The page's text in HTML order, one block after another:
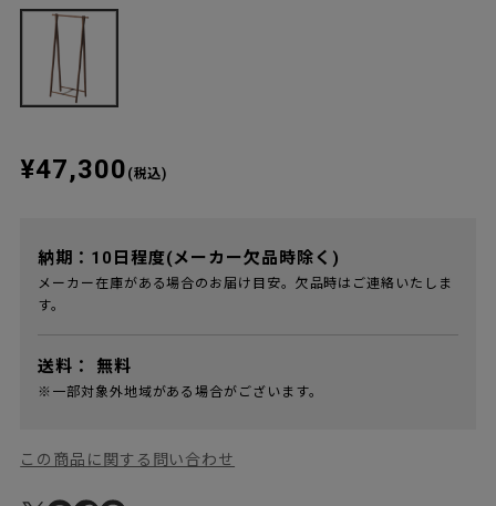
¥47,300 (税込)
納期：10日程度(メーカー欠品時除く)
メーカー在庫がある場合のお届け目安。欠品時はご連絡いたしま
す。
送料： 無料
※一部対象外地域がある場合がございます。
この商品に関する問い合わせ